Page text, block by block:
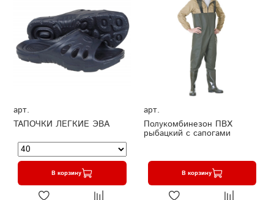
арт.
ТАПОЧКИ ЛЕГКИЕ ЭВА
В корзину
арт.
Полукомбинезон ПВХ
рыбацкий с сапогами
В корзину